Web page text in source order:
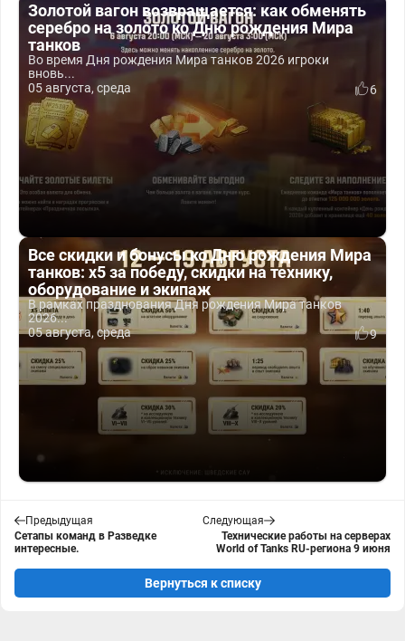
Золотой вагон возвращается: как обменять
серебро на золото ко Дню рождения Мира
танков
Во время Дня рождения Мира танков 2026 игроки
вновь...
05 августа, среда
6
Все скидки и бонусы ко Дню рождения Мира
танков: x5 за победу, скидки на технику,
оборудование и экипаж
В рамках празднования Дня рождения Мира танков
2026...
05 августа, среда
9
Предыдущая
Сетапы команд в Разведке
интересные.
Следующая
Технические работы на серверах
World of Tanks RU-региона 9 июня
Вернуться к списку